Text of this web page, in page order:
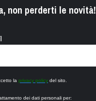
non perderti le novità!
la privacy policy del sito.
dei dati personali per: